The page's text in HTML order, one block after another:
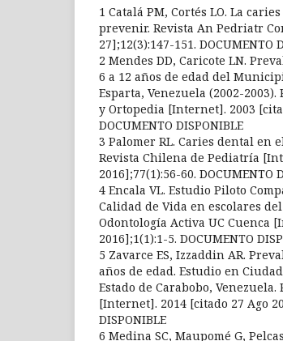
1 Catalá PM, Cortés LO. La
prevenir. Revista An Pedriatr
27];12(3):147-151. DOCUMENTO
2 Mendes DD, Caricote LN.
6 a 12 años de edad del
Esparta, Venezuela (2002-
y Ortopedia [Internet]. 2003
DOCUMENTO DISPONIBLE
3 Palomer RL. Caries dental en
Revista Chilena de Pediatría
2016];77(1):56-60. DOCUMENTO
4 Encala VL. Estudio Piloto
Calidad de Vida en escolares
Odontología Activa UC Cuenca
2016];1(1):1-5. DOCUMENTO
5 Zavarce ES, Izzaddin AR.
años de edad. Estudio en
Estado de Carabobo,
[Internet]. 2014 [citado 27 Ago
DISPONIBLE
6 Medina SC, Maupomé G,